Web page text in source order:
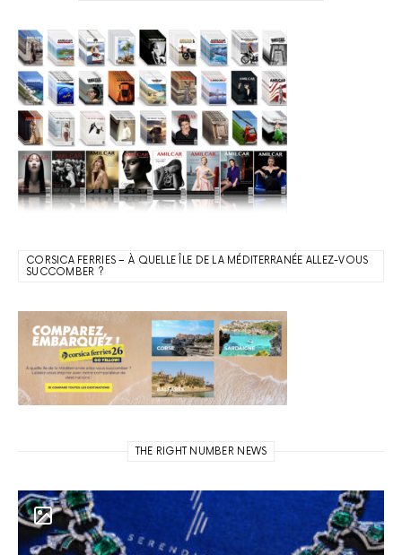
CORSICA FERRIES – À QUELLE ÎLE DE LA MÉDITERRANÉE ALLEZ-VOUS
SUCCOMBER ?
THE RIGHT NUMBER NEWS